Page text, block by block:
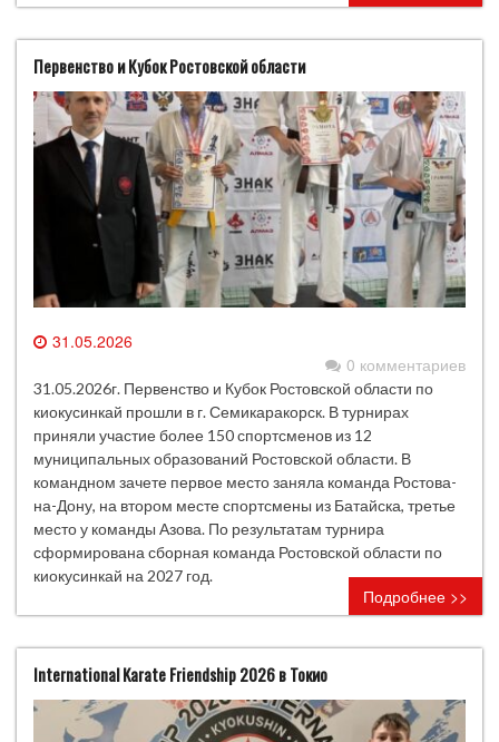
Первенство и Кубок Ростовской области
31.05.2026
0 комментариев
31.05.2026г. Первенство и Кубок Ростовской области по
киокусинкай прошли в г. Семикаракорск. В турнирах
приняли участие более 150 спортсменов из 12
муниципальных образований Ростовской области. В
командном зачете первое место заняла команда Ростова-
на-Дону, на втором месте спортсмены из Батайска, третье
место у команды Азова. По результатам турнира
сформирована сборная команда Ростовской области по
киокусинкай на 2027 год.
Подробнее >>
International Karate Friendship 2026 в Токио